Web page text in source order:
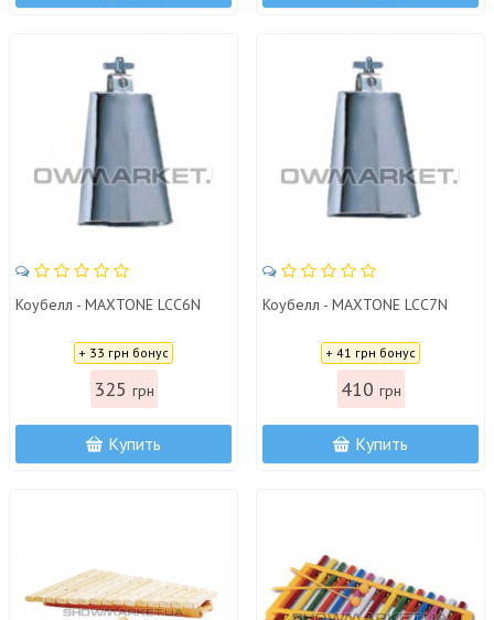
Коубелл - MAXTONE LCC6N
+ 33 грн бонус
325 грн
Купить
Коубелл - MAXTONE LCC7N
+ 41 грн бонус
410 грн
Купить